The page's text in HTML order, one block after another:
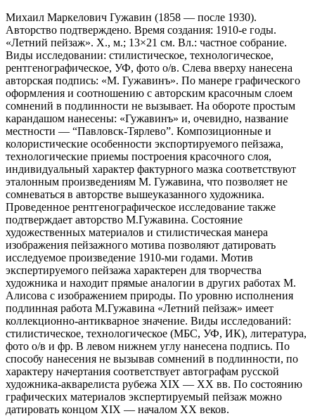
Михаил Маркелович Гужавин (1858 — после 1930).
Авторство подтверждено. Время создания: 1910-е годы.
«Летний пейзаж». X., м.; 13×21 см. Вл.: частное собрание.
Виды исследовании: стилистическое, технологическое,
рентгенографическое, УФ, фото о/в. Слева вверху нанесена
авторская подпись: «М. Гужавинъ». По манере графического
оформления и соотношению с авторским красочным слоем
сомнений в подлинности не вызывает. На обороте простым
карандашом нанесены: «Гужавинъ» и, очевидно, название
местности — “Павловск-Тярлево”. Композиционные и
колористические особенности экспортируемого пейзажа,
технологические приемы построения красочного слоя,
индивидуальный характер фактурного мазка соответствуют
эталонным произведениям М. Гужавина, что позволяет не
сомневаться в авторстве вышеуказанного художника.
Проведенное рентгенографическое исследование также
подтверждает авторство М.Гужавина. Состояние
художественных материалов и стилистическая манера
изображения пейзажного мотива позволяют датировать
исследуемое произведение 1910-ми годами. Мотив
экспертируемого пейзажа характерен для творчества
художника и находит прямые аналогии в других работах М.
Алисова с изображением природы. По уровню исполнения
подлинная работа М.Гужавина «Летний пейзаж» имеет
коллекционно-антикварное значение. Виды исследований:
стилистическое, технологическое (МБС, УФ, ИК), литература,
фото о/в и фр. В левом нижнем углу нанесена подпись. По
способу нанесения не вызывав сомнений в подлинности, по
характеру начертания соответствует автографам русской
художника-акварелиста рубежа XIX — XX вв. По состоянию
графических материалов экспертируемый пейзаж можно
датировать концом ХIX — началом XX веков.